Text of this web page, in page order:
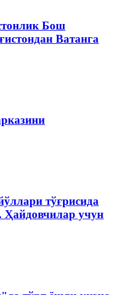
Бош
Ватанга
тўғрисида
Ҳайдовчилар учун